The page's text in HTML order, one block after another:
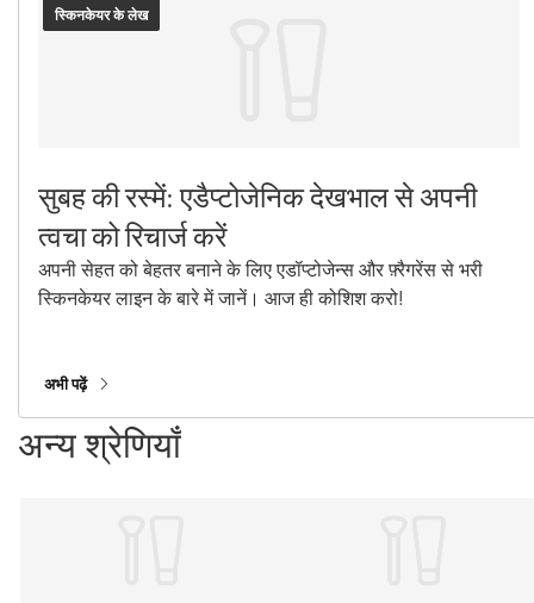
स्किनकेयर के लेख
सुबह की रस्में: एडैप्टोजेनिक देखभाल से अपनी
त्वचा को रिचार्ज करें
अपनी सेहत को बेहतर बनाने के लिए एडॉप्टोजेन्स और फ़्रैगरेंस से भरी
स्किनकेयर लाइन के बारे में जानें। आज ही कोशिश करो!
अभी पढ़ें
अन्य श्रेणियाँ